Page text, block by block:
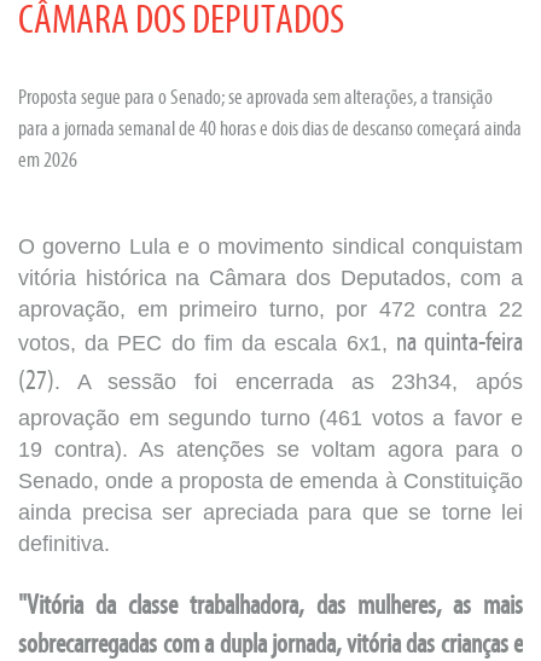
CÂMARA DOS DEPUTADOS
Proposta segue para o Senado; se aprovada sem alterações, a transição
para a jornada semanal de 40 horas e dois dias de descanso começará ainda
em 2026
O governo Lula e o movimento sindical conquistam
vitória histórica na Câmara dos Deputados, com a
aprovação, em primeiro turno, por 472 contra 22
votos, da PEC do fim da escala 6x1, na quinta-feira
(27). A sessão foi encerrada as 23h34, após
aprovação em segundo turno (461 votos a favor e
19 contra). As atenções se voltam agora para o
Senado, onde a proposta de emenda à Constituição
ainda precisa ser apreciada para que se torne lei
definitiva.
"Vitória da classe trabalhadora, das mulheres, as mais
sobrecarregadas com a dupla jornada, vitória das crianças e